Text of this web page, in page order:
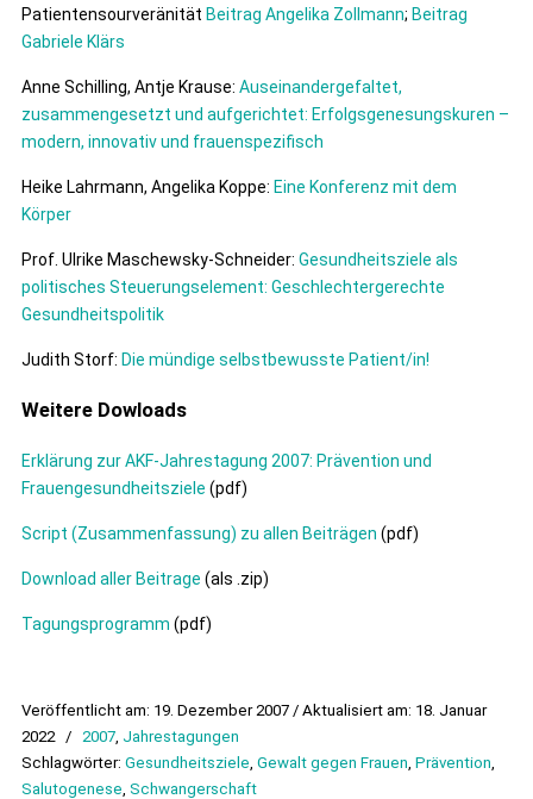
Patientensourveränität Beitrag Angelika Zollmann; Beitrag
Gabriele Klärs
Anne Schilling, Antje Krause: Auseinandergefaltet,
zusammengesetzt und aufgerichtet: Erfolgsgenesungskuren –
modern, innovativ und frauenspezifisch
Heike Lahrmann, Angelika Koppe: Eine Konferenz mit dem
Körper
Prof. Ulrike Maschewsky-Schneider: Gesundheitsziele als
politisches Steuerungselement: Geschlechtergerechte
Gesundheitspolitik
Judith Storf: Die mündige selbstbewusste Patient/in!
Weitere Dowloads
Erklärung zur AKF-Jahrestagung 2007: Prävention und
Frauengesundheitsziele (pdf)
Script (Zusammenfassung) zu allen Beiträgen (pdf)
Download aller Beitrage (als .zip)
Tagungsprogramm (pdf)
Veröffentlicht am: 19. Dezember 2007 / Aktualisiert am: 18. Januar
2022 / 2007, Jahrestagungen
Schlagwörter: Gesundheitsziele, Gewalt gegen Frauen, Prävention,
Salutogenese, Schwangerschaft